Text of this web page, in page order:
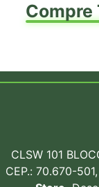
Compre
CLSW 101
CEP.: 70.670-